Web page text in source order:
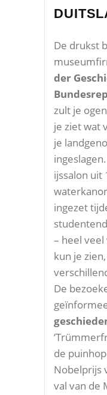
De drukst
der
zult je
je ziet wat
je
ijssalon uit
ingezet
– heel
kun je
De
de
Nobelprijs
val van de